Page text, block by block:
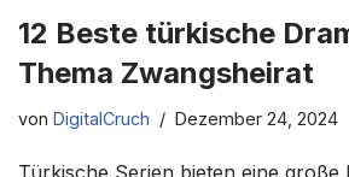
12 Beste türkische
Thema Zwangsheirat
von DigitalCruch Dezember 24, 2024